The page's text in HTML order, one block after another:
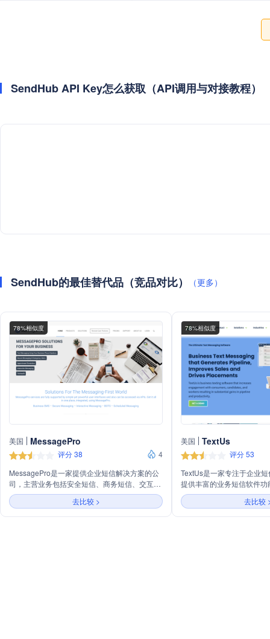
SendHub API Key怎么获取（API调用与对接教程）
SendHub的最佳替代品（竞品对比） （更多）
78%相似度
美国 MessagePro
评分 38
4
MessagePro是一家提供企业短信解决方案的公
司，主营业务包括安全短信、商务短信、交互式
消息和紧急警报等。公司通过简单而强大的用户
界面和API支持，为客户提供集成的通信服务，
包括文本消息、加密通信、预约提醒和远程医疗
去比较 >
78%相似度
美国 TextUs
评分 53
TextUs是一家专注于企业
提供丰富的业务短信软件
短信营销活动和自动化服
高与消费者、候选人和员
在客户和提高生产力。
去比较